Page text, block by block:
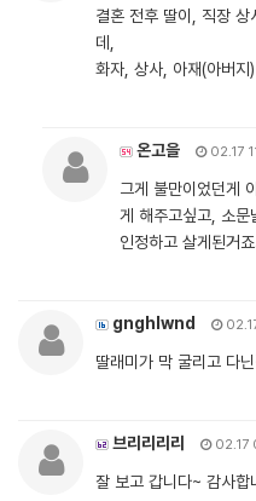
결혼 전후 딸이, 직장 상
데,
화자, 상사, 아재(아버지
온고을 02.17
그게 불만이었던게
게 해주고싶고, 소문
인정하고 살게된거
gnghlwnd
딸래미가 막 굴리고 다
브리리리리 02.17
잘 보고 갑니다~ 감사합